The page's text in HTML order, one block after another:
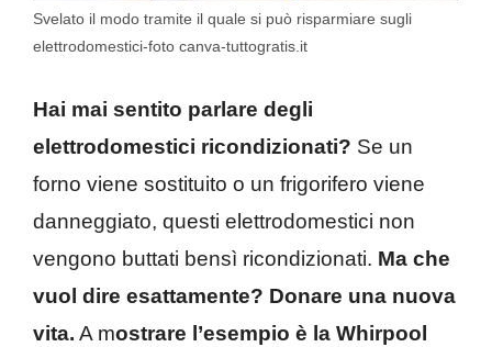
Svelato il modo tramite il quale si può risparmiare sugli
elettrodomestici-foto canva-tuttogratis.it
Hai mai sentito parlare degli
elettrodomestici ricondizionati? Se un
forno viene sostituito o un frigorifero viene
danneggiato, questi elettrodomestici non
vengono buttati bensì ricondizionati. Ma che
vuol dire esattamente? Donare una nuova
vita. A mostrare l’esempio è la Whirpool